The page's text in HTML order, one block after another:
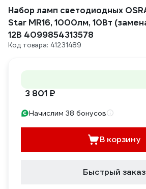
Набор ламп светодиодных
Star MR16, 1000лм, 10Вт
12В 4099854313578
Код товара: 41231489
3 801 ₽
Начислим 38 бонусов
В корзину
Быстрый заказ